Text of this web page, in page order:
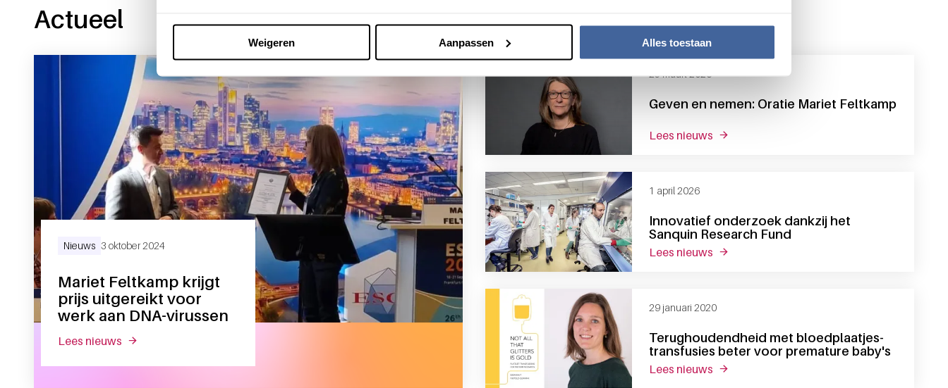
Weigeren Aanpassen Alles toestaan
Actueel
Mariet Feltkamp krijgt
prijs uitgereikt voor
werk aan DNA-virussen
Nieuws 3 oktober 2024
lees nieuws over mariet feltkamp krijgt prijs uitgereikt voor werk aan dna-virussen
Geven en nemen: Oratie Mariet Feltkamp
25 maart 2026
lees nieuws over geven en nemen: oratie mariet feltkamp
Innovatief onderzoek dankzij het
Sanquin Research Fund
1 april 2026
lees nieuws over innovatief onderzoek dankzij het
Terughoudendheid met bloed­plaat­jes­
trans­fu­sies beter voor premature baby's
29 januari 2020
lees nieuws over terughoudendheid met